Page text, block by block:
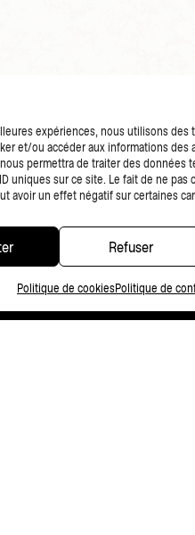
expériences, nous utilisons
et/ou accéder aux informations des
permettra de traiter des données
uniques sur ce site. Le fait de ne pas
avoir un effet négatif sur certaines
Refuser
Politique de cookiesPolitique de